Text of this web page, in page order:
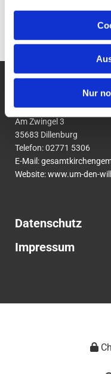
Nur
Ev.
um den Wilhelmsturm
Am Zwingel 3
35683 Dillenburg
Telefon:02771 5306
E-Mail:
Website: www.um-den-
Datenschutz
Impressum